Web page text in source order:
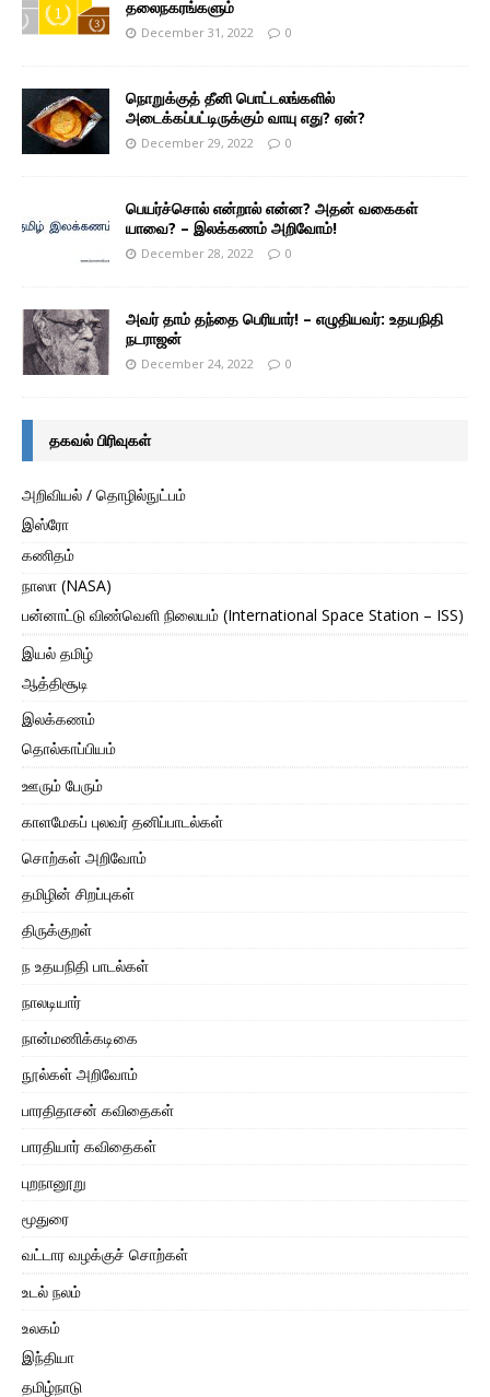
தலைநகரங்களும்
December 31, 2022 0
நொறுக்குத் தீனி பொட்டலங்களில்
அடைக்கப்பட்டிருக்கும் வாயு எது? ஏன்?
December 29, 2022 0
பெயர்ச்சொல் என்றால் என்ன? அதன் வகைகள்
யாவை? – இலக்கணம் அறிவோம்!
December 28, 2022 0
அவர் தாம் தந்தை பெரியார்! – எழுதியவர்: உதயநிதி
நடராஜன்
December 24, 2022 0
தகவல் பிரிவுகள்
அறிவியல் / தொழில்நுட்பம்
இஸ்ரோ
கணிதம்
நாஸா (NASA)
பன்னாட்டு விண்வெளி நிலையம் (International Space Station – ISS)
இயல் தமிழ்
ஆத்திசூடி
இலக்கணம்
தொல்காப்பியம்
ஊரும் பேரும்
காளமேகப் புலவர் தனிப்பாடல்கள்
சொற்கள் அறிவோம்
தமிழின் சிறப்புகள்
திருக்குறள்
ந உதயநிதி பாடல்கள்
நாலடியார்
நான்மணிக்கடிகை
நூல்கள் அறிவோம்
பாரதிதாசன் கவிதைகள்
பாரதியார் கவிதைகள்
புறநானூறு
மூதுரை
வட்டார வழக்குச் சொற்கள்
உடல் நலம்
உலகம்
இந்தியா
தமிழ்நாடு